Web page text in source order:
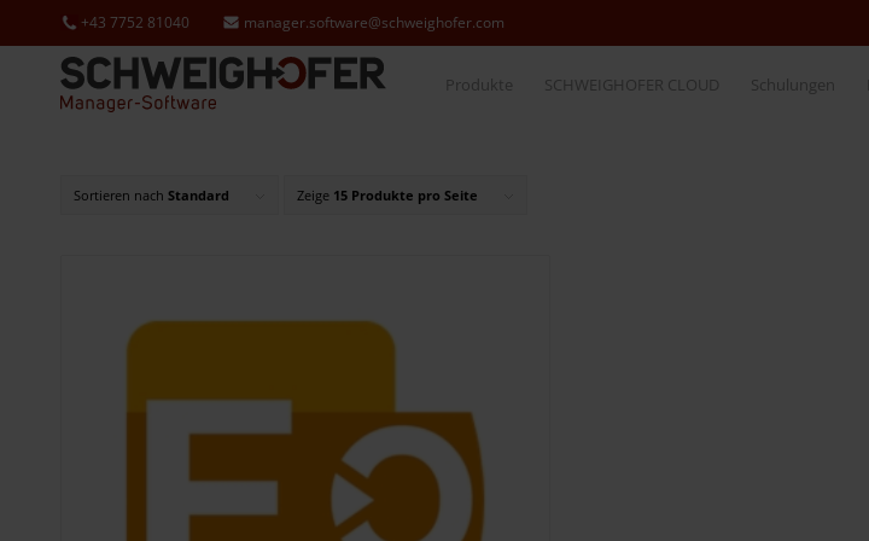
+43 7752 81040 manager.software@schweighofer.com
Produkte SCHWEIGHOFER CLOUD Schulungen
Sortieren nach Standard Zeige 15 Produkte pro Seite